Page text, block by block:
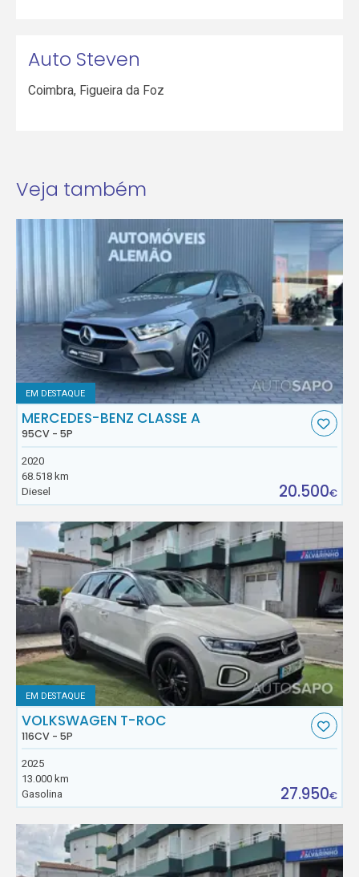
Auto Steven
Coimbra, Figueira da Foz
Veja também
EM DESTAQUE
MERCEDES-BENZ CLASSE A
95CV - 5P
2020
68.518 km
Diesel
20.500€
EM DESTAQUE
VOLKSWAGEN T-ROC
116CV - 5P
2025
13.000 km
Gasolina
27.950€